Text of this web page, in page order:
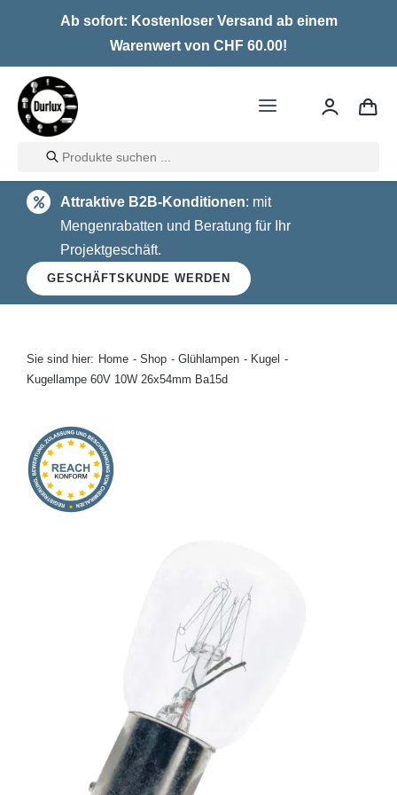
Ab sofort: Kostenloser Versand ab einem
Warenwert von CHF 60.00!
Toggle
Home
LED
Halogen
Glühlampen
Kontakt
Products
search
Attraktive B2B-Konditionen: mit
Mengenrabatten und Beratung für Ihr
Projektgeschäft.
GESCHÄFTSKUNDE WERDEN
Sie sind hier: Home Shop Glühlampen
Kugel
Kugellampe 60V 10W 26x54mm Ba15d